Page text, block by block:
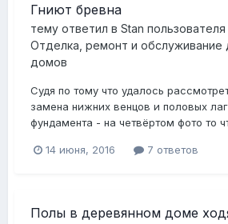
Гниют бревна
тему ответил в Stan пользователя
Отделка, ремонт и обслуживание
домов
Судя по тому что удалось
замена нижних венцов и половых
фундамента - на четвёртом фото то
14 июня, 2016 7 ответов
Полы в деревянном доме